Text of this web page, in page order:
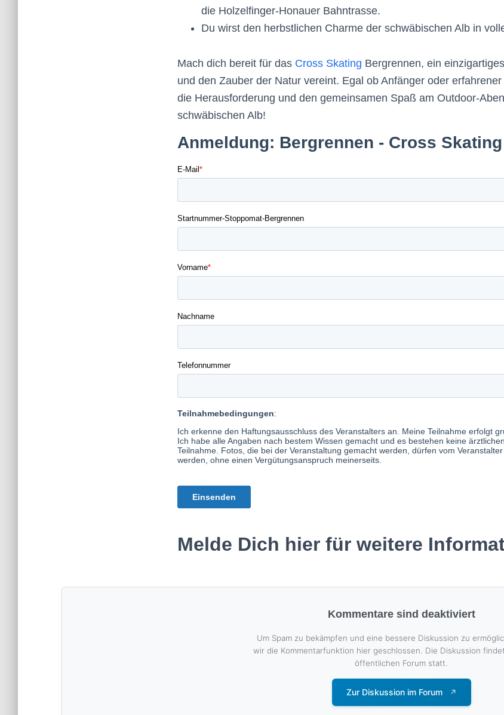
die Holzelfinger-Honauer Bahntrasse.
Du wirst den herbstlichen Charme der schwäbischen Alb in
Mach dich bereit für das Cross Skating Bergrennen, ein
und den Zauber der Natur vereint. Egal ob Anfänger oder
die Herausforderung und den gemeinsamen Spaß am Outdoor-
schwäbischen Alb!
Melde Dich hier für weitere
Kommentare sind deaktiviert
Um Spam zu bekämpfen und eine bessere Diskussion zu
wir die Kommentarfunktion hier geschlossen. Die Diskussion
öffentlichen Forum statt.
Zur Diskussion im Forum ↗